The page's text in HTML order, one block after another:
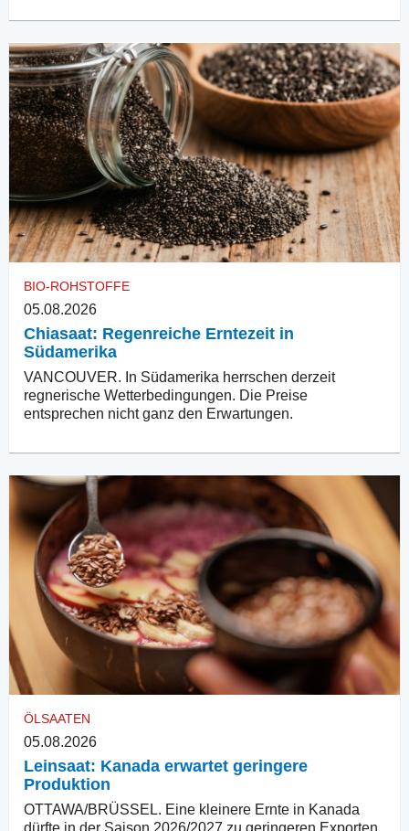
BIO-ROHSTOFFE
05.08.2026
Chiasaat: Regenreiche Erntezeit in
Südamerika
VANCOUVER. In Südamerika herrschen derzeit
regnerische Wetterbedingungen. Die Preise
entsprechen nicht ganz den Erwartungen.
ÖLSAATEN
05.08.2026
Leinsaat: Kanada erwartet geringere
Produktion
OTTAWA/BRÜSSEL. Eine kleinere Ernte in Kanada
dürfte in der Saison 2026/2027 zu geringeren Exporten